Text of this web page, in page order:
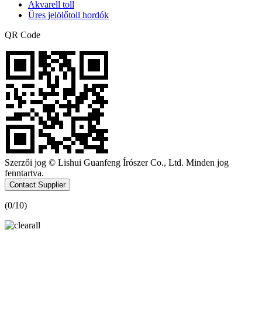
Akvarell toll
Üres jelölőtoll hordók
QR Code
Szerzői jog © Lishui Guanfeng Írószer Co., Ltd. Minden jog
fenntartva.
Contact Supplier
(0/10)